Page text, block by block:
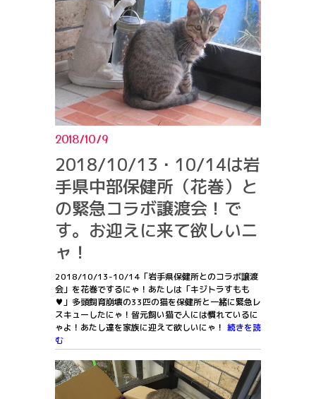
2018/10/9
2018/10/13・10/14は岩
手県中部保健所（花巻）と
の緊急コラボ譲渡会！で
す。お迎えに来て欲しいニ
ャ！
2018/10/13-10/14「岩手県保健所とのコラボ譲渡
会」を花巻でするにゃ！あたしは「キジトラすもも
♥」多頭飼育崩壊の33匹の猫を保健所と一緒に緊急レ
スキューしたにゃ！皆元飼い猫で人には慣れているに
ゃよ！あたし達を家族に迎えて欲しいにゃ！ 続きを読
む